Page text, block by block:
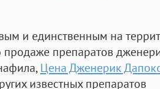
и единственным на
продаже препаратов
, Цена Дженерик
известных препаратов